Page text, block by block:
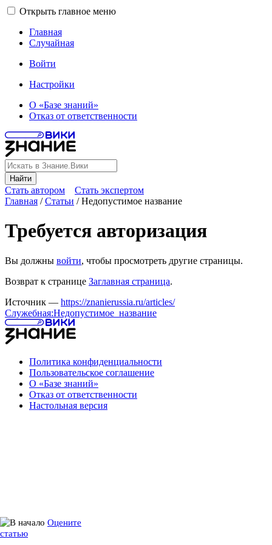
Открыть главное меню
Главная
Случайная
Войти
Настройки
О «Базе знаний»
Отказ от ответственности
Найти
Стать автором Стать экспертом
Оцените
статью
Главная /Статьи /Недопустимое название
Требуется авторизация
Вы должны войти, чтобы просмотреть другие страницы.
Возврат к странице Заглавная страница.
Источник — https://znanierussia.ru/articles/
Служебная:Недопустимое_название
Политика конфиденциальности
Пользовательское соглашение
О «Базе знаний»
Отказ от ответственности
Настольная версия